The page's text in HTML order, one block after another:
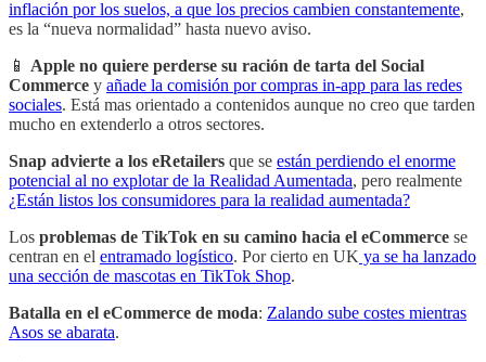
inflación por los suelos, a que los precios cambien constantemente,
es la “nueva normalidad” hasta nuevo aviso.
📱 Apple no quiere perderse su ración de tarta del Social
Commerce y añade la comisión por compras in-app para las redes
sociales. Está mas orientado a contenidos aunque no creo que tarden
mucho en extenderlo a otros sectores.
Snap advierte a los eRetailers que se están perdiendo el enorme
potencial al no explotar de la Realidad Aumentada, pero realmente
¿Están listos los consumidores para la realidad aumentada?
Los problemas de TikTok en su camino hacia el eCommerce se
centran en el entramado logístico. Por cierto en UK ya se ha lanzado
una sección de mascotas en TikTok Shop.
Batalla en el eCommerce de moda: Zalando sube costes mientras
Asos se abarata.